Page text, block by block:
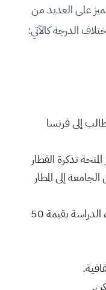
على العديد من
الدرجة كالآتي:
إلى فرنسا
تذكرة القطار
إلى المطار
تكاليف التنقل المحلّي في فرنسا أثناء الدراسة بقيمة 50